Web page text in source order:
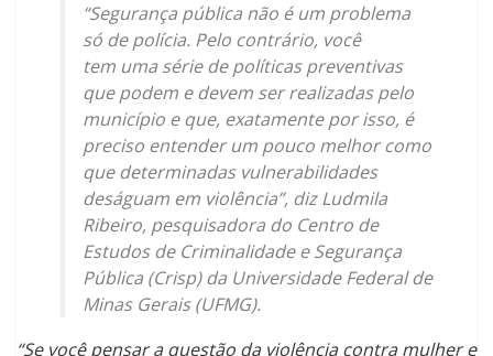
“Segurança pública não é um problema
só de polícia. Pelo contrário, você
tem uma série de políticas preventivas
que podem e devem ser realizadas pelo
município e que, exatamente por isso, é
preciso entender um pouco melhor como
que determinadas vulnerabilidades
deságuam em violência”, diz Ludmila
Ribeiro, pesquisadora do Centro de
Estudos de Criminalidade e Segurança
Pública (Crisp) da Universidade Federal de
Minas Gerais (UFMG).
“Se você pensar a questão da violência contra mulher e